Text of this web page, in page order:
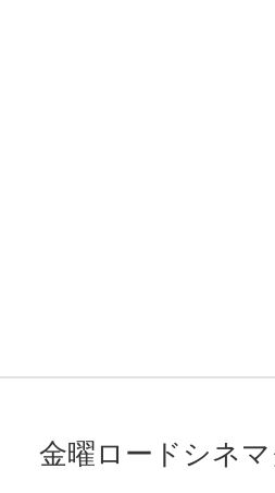
金曜ロードシネ